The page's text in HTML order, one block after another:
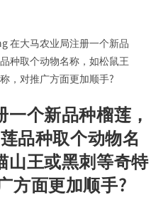
个新品种榴莲，
品种取个动物名
山王或黑刺等奇特
方面更加顺手?